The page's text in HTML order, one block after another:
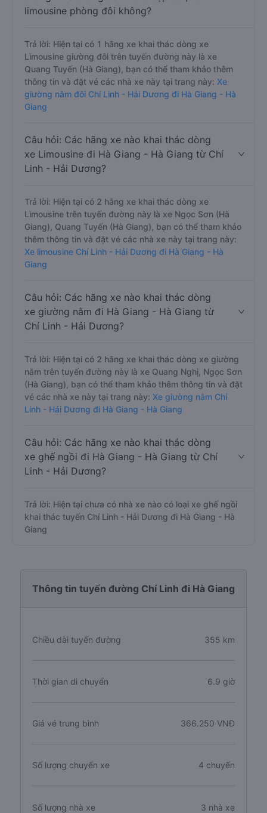
limousine phòng đôi không?
Trả lời: Hiện tại có 1 hãng xe khai thác dòng xe
Limousine giường đôi trên tuyến đường này là xe
Quang Tuyến (Hà Giang), bạn có thể tham khảo thêm
thông tin và đặt vé các nhà xe này tại trang này: Xe
giường nằm đôi Chí Linh - Hải Dương đi Hà Giang - Hà
Giang
Câu hỏi: Các hãng xe nào khai thác dòng
xe Limousine đi Hà Giang - Hà Giang từ Chí
Linh - Hải Dương?
Trả lời: Hiện tại có 2 hãng xe khai thác dòng xe
Limousine trên tuyến đường này là xe Ngọc Sơn (Hà
Giang), Quang Tuyến (Hà Giang), bạn có thể tham khảo
thêm thông tin và đặt vé các nhà xe này tại trang này:
Xe limousine Chí Linh - Hải Dương đi Hà Giang - Hà
Giang
Câu hỏi: Các hãng xe nào khai thác dòng
xe giường nằm đi Hà Giang - Hà Giang từ
Chí Linh - Hải Dương?
Trả lời: Hiện tại có 2 hãng xe khai thác dòng xe giường
nằm trên tuyến đường này là xe Quang Nghị, Ngọc Sơn
(Hà Giang), bạn có thể tham khảo thêm thông tin và đặt
vé các nhà xe này tại trang này: Xe giường nằm Chí
Linh - Hải Dương đi Hà Giang - Hà Giang
Câu hỏi: Các hãng xe nào khai thác dòng
xe ghế ngồi đi Hà Giang - Hà Giang từ Chí
Linh - Hải Dương?
Trả lời: Hiện tại chưa có nhà xe nào có loại xe ghế ngồi
khai thác tuyến Chí Linh - Hải Dương đi Hà Giang - Hà
Giang
Thông tin tuyến đường Chí Linh đi Hà Giang
Chiều dài tuyến đường 355 km
Thời gian di chuyển 6.9 giờ
Giá vé trung bình 366.250 VNĐ
Số lượng chuyến xe 4 chuyến
Số lượng nhà xe 3 nhà xe